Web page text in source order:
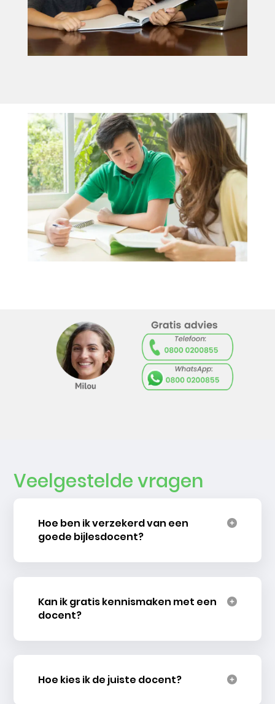
Veelgestelde vragen
Hoe ben ik verzekerd van een
goede bijlesdocent?
Kan ik gratis kennismaken met een
docent?
Hoe kies ik de juiste docent?